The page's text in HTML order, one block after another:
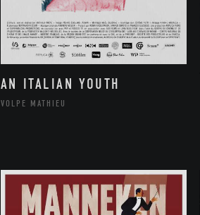
AN ITALIAN YOUTH
VOLPE MATHIEU